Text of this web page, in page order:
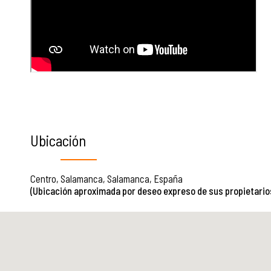
Ubicación
Centro, Salamanca, Salamanca, España
(Ubicación aproximada por deseo expreso de sus